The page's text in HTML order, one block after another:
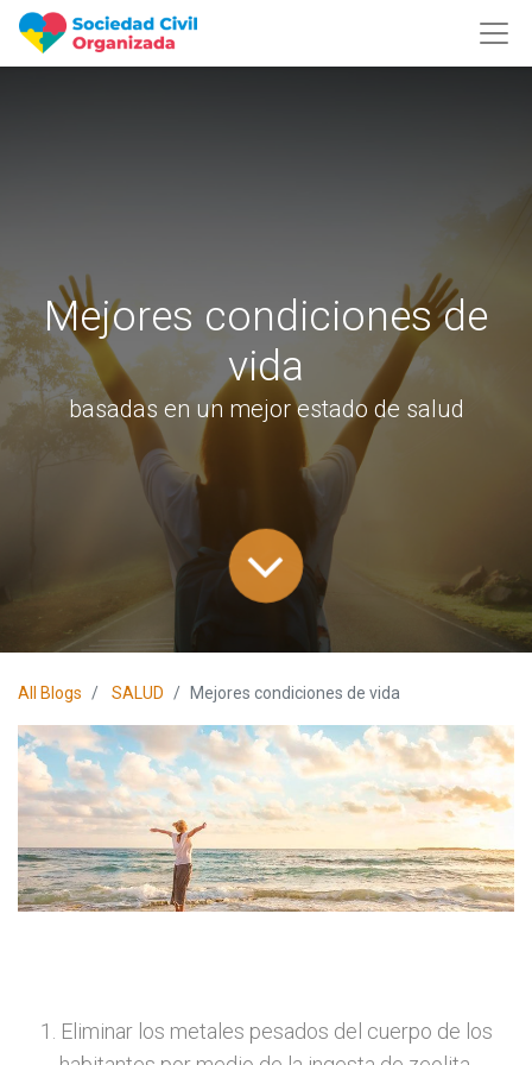
Mejores condiciones de
vida
basadas en un mejor estado de salud
All Blogs SALUD Mejores condiciones de vida
1. Eliminar los metales pesados del cuerpo de los